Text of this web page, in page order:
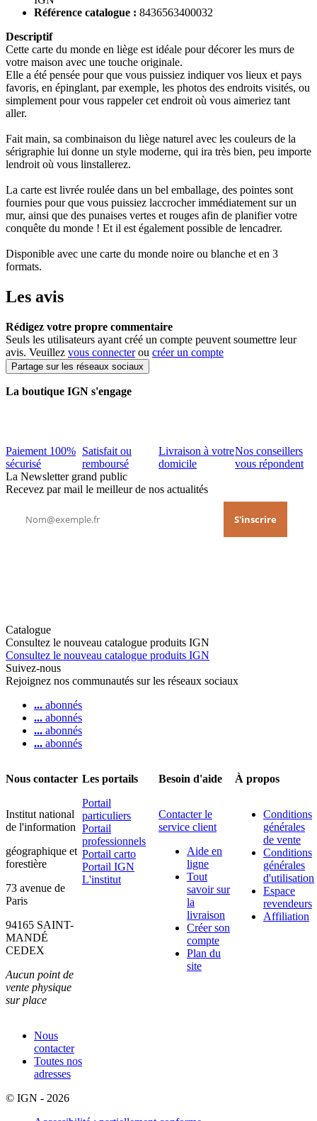
Référence catalogue : 8436563400032
Descriptif
Cette carte du monde en liège est idéale pour décorer les murs de
votre maison avec une touche originale.
Elle a été pensée pour que vous puissiez indiquer vos lieux et pays
favoris, en épinglant, par exemple, les photos des endroits visités, ou
simplement pour vous rappeler cet endroit où vous aimeriez tant
aller.
Fait main, sa combinaison du liège naturel avec les couleurs de la
sérigraphie lui donne un style moderne, qui ira très bien, peu importe
lendroit où vous linstallerez.
La carte est livrée roulée dans un bel emballage, des pointes sont
fournies pour que vous puissiez laccrocher immédiatement sur un
mur, ainsi que des punaises vertes et rouges afin de planifier votre
conquête du monde ! Et il est également possible de lencadrer.
Disponible avec une carte du monde noire ou blanche et en 3
formats.
Les avis
Rédigez votre propre commentaire
Seuls les utilisateurs ayant créé un compte peuvent soumettre leur
avis. Veuillez vous connecterou créer un compte
Partage sur les réseaux sociaux
La boutique IGN s'engage
Paiement 100%
sécurisé
Satisfait ou
remboursé
Livraison à votre
domicile
Nos conseillers
vous répondent
La Newsletter grand public
Recevez par mail le meilleur de nos actualités
Catalogue
Consultez le nouveau catalogue produits IGN
Consultez le nouveau catalogue produits IGN
Suivez-nous
Rejoignez nos communautés sur les réseaux sociaux
... abonnés
... abonnés
... abonnés
... abonnés
Nous contacter
Institut national
de l'information
géographique et
forestière
73 avenue de
Paris
94165 SAINT-
MANDÉ
CEDEX
Aucun point de
vente physique
sur place
Nous
contacter
Toutes nos
adresses
Les portails
Portail
particuliers
Portail
professionnels
Portail carto
Portail IGN
L'institut
Besoin d'aide
Contacter le
service client
Aide en
ligne
Tout
savoir sur
la
livraison
Créer son
compte
Plan du
site
À propos
Conditions
générales
de vente
Conditions
générales
d'utilisation
Espace
revendeurs
Affiliation
© IGN - 2026